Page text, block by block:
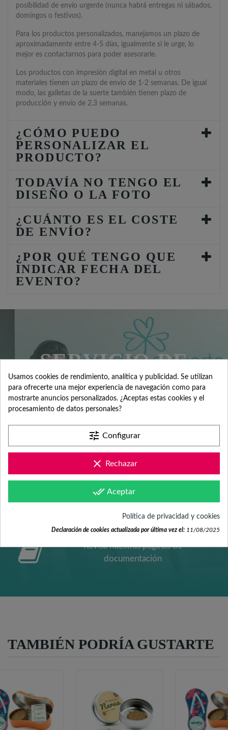
posibilidad de envío urgente (nunca habrá entregas ni sábados,
domingos o festivos).
Para los productos personalizados, manejamos un plazo de
aproximadamente entre 4-5 días, igualmente si le urge, lo
mejor es contactarnos para poder asesorarle.
Los productos con impresión digital en metal u otros
materiales tienen un plazo de envío de 1-2 semanas. De igual
modo, las galletas de la suerte también tienen plazo de
producción y envío de 2.3 semanas.
¿CÓMO PUEDO
PERSONALIZAR EL
PRODUCTO?
TODAVÍA NO TENGO EL
DISEÑO O LA FOTO
¿CUÁNTO ES EL COSTE
DE ENVÍO?
¿POR QUÉ TENGO QUE
INDICAR FECHA DEL
EVENTO?
SERVICIO DE
ATENCIÓN AL
CLIENTE
Contacta con nosotros +34 965 731 401
Mándanos tus dudas a
hola@fabricadelasuerte.es
Revisa nuestras páginas de
documentación
TAMBIÉN PODRÍA GUSTARTE
Usamos cookies de rendimiento, analítica y publicidad. Se utilizan
para ofrecerte una mejor experiencia de navegación como para
mostrarte anuncios personalizados. ¿Aceptas estas cookies y el
procesamiento de datos personales?
tune Configurar
clear Rechazar
done_all Aceptar
Política de privacidad y cookies
Declaración de cookies actualizada por última vez el: 11/08/2025